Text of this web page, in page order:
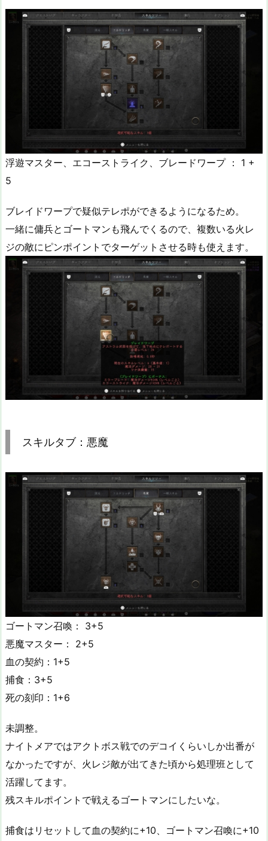
浮遊マスター、エコーストライク、ブレードワープ ： 1 +
5
ブレイドワープで疑似テレポができるようになるため。
一緒に傭兵とゴートマンも飛んでくるので、複数いる火レ
ジの敵にピンポイントでターゲットさせる時も使えます。
スキルタブ：悪魔
ゴートマン召喚： 3+5
悪魔マスター： 2+5
血の契約：1+5
捕食：3+5
死の刻印：1+6
未調整。
ナイトメアではアクトボス戦でのデコイくらいしか出番が
なかったですが、火レジ敵が出てきた頃から処理班として
活躍してます。
残スキルポイントで戦えるゴートマンにしたいな。
捕食はリセットして血の契約に+10、ゴートマン召喚に+10